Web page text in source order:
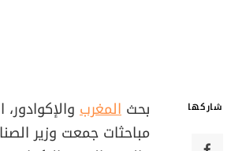
شاركها بحث المغرب
مباحثات جمعت وزير